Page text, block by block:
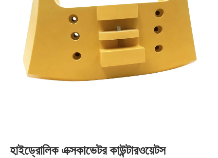
হাইড্রোলিক এক্সকাভেটর কাউন্টারওয়েটস